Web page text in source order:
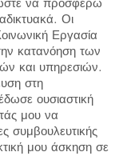
Οι
Εργασία
κατανόηση των
και υπηρεσιών.
στη
ουσιαστική
μου να
συμβουλευτικής
μου άσκηση σε